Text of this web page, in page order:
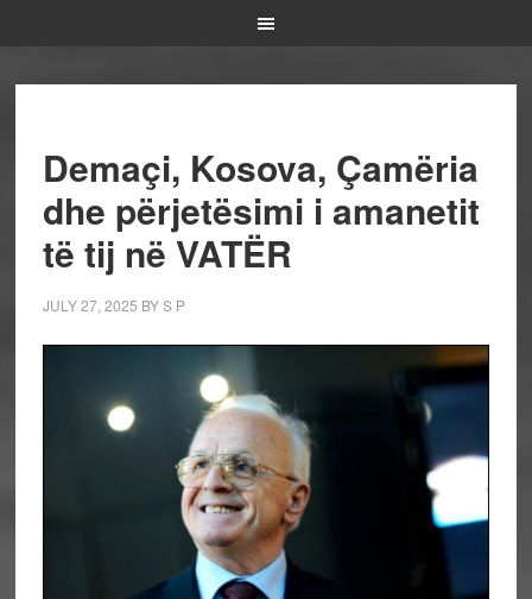
Demaçi, Kosova, Çamëria
dhe përjetësimi i amanetit
të tij në VATËR
JULY 27, 2025 BYS P